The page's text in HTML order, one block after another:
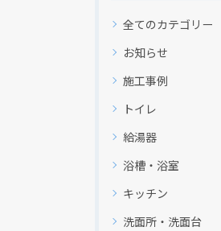
全てのカテゴリー
お知らせ
施工事例
トイレ
給湯器
浴槽・浴室
キッチン
洗面所・洗面台